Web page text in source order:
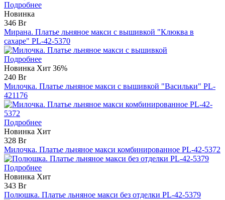
Подробнее
Новинка
346 Br
Мирана. Платье льняное макси с вышивкой "Клюква в
сахаре" PL-42-5370
Подробнее
Новинка Хит 36%
240 Br
Милочка. Платье льняное макси с вышивкой "Васильки" PL-
421176
Подробнее
Новинка Хит
328 Br
Милочка. Платье льняное макси комбинированное PL-42-5372
Подробнее
Новинка Хит
343 Br
Полюшка. Платье льняное макси без отделки PL-42-5379